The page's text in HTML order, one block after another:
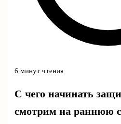
6 минут чтения
С чего начинать
смотрим на раннюю